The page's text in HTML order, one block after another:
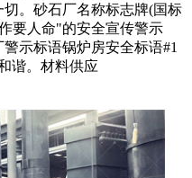
。砂石厂名称标志牌(国标
要人命"的安全宣传警示
示标语锅炉房安全标语#1
谐。材料供应